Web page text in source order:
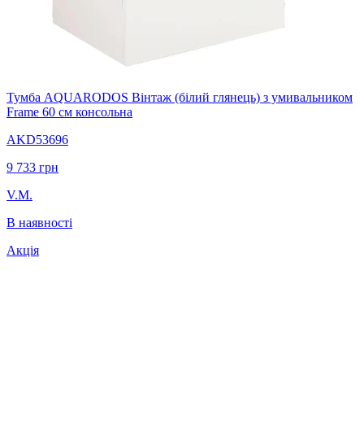
Тумба AQUARODOS Вінтаж (білий глянець) з умивальником
Frame 60 см консольна
AKD53696
9 733 грн
V.M.
В наявності
Акція